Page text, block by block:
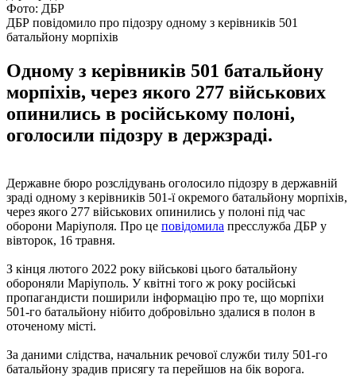
Фото: ДБР
ДБР повідомило про підозру одному з керівників 501
батальйону морпіхів
Одному з керівників 501 батальйону
морпіхів, через якого 277 військових
опинились в російському полоні,
оголосили підозру в держзраді.
Державне бюро розслідувань оголосило підозру в державній
зраді одному з керівників 501-ї окремого батальйону морпіхів,
через якого 277 військових опинились у полоні під час
оборони Маріуполя. Про це повідомила пресслужба ДБР у
вівторок, 16 травня.
З кінця лютого 2022 року військові цього батальйону
обороняли Маріуполь. У квітні того ж року російські
пропагандисти поширили інформацію про те, що морпіхи
501-го батальйону нібито добровільно здалися в полон в
оточеному місті.
За даними слідства, начальник речової служби тилу 501-го
батальйону зрадив присягу та перейшов на бік ворога.